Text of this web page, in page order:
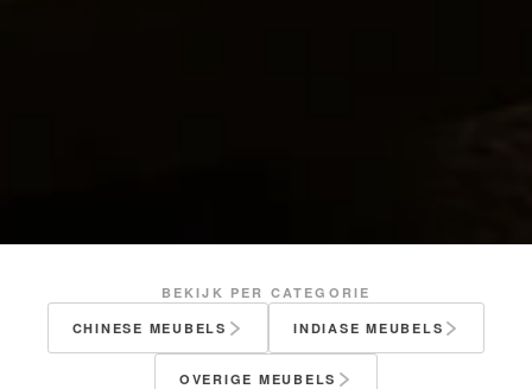
BEKIJK PER CATEGORIE
CHINESE MEUBELS
INDIASE MEUBELS
OVERIGE MEUBELS